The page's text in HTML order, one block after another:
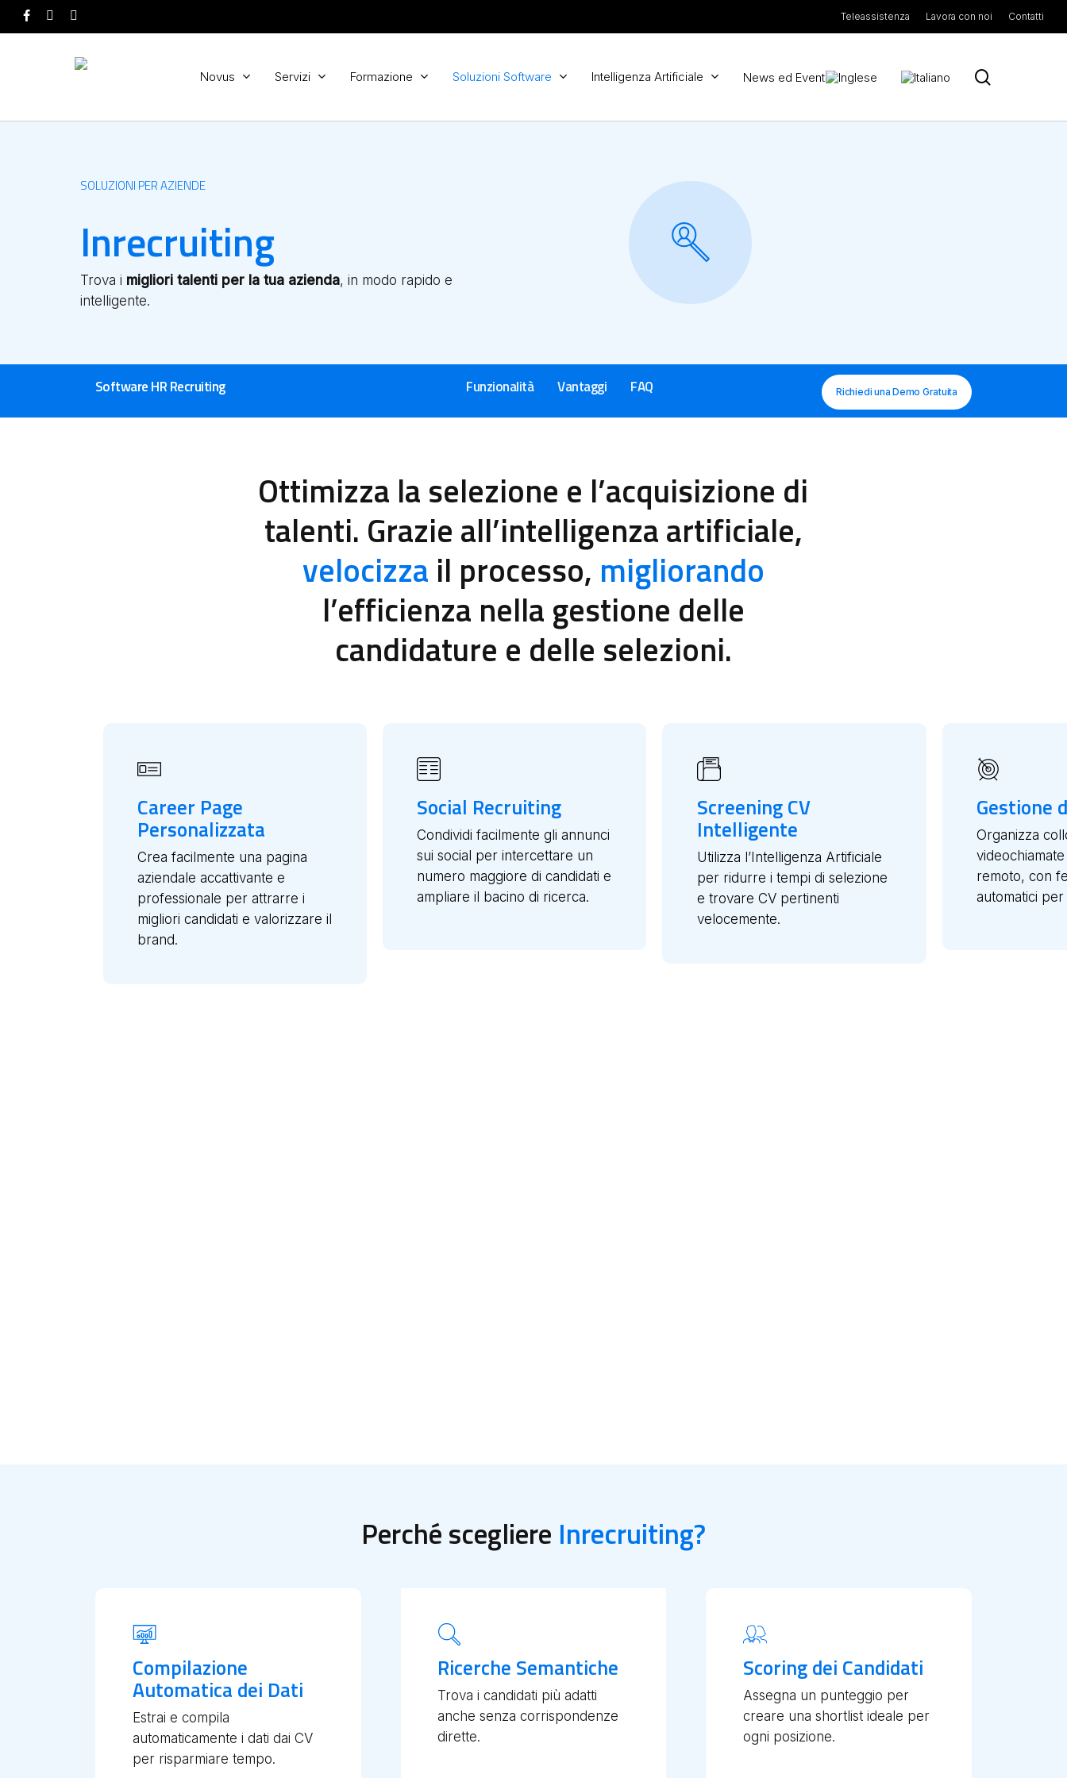
Skip
to
facebook Teleassistenza Lavora con noi Contatti
Novus Servizi Formazione Soluzioni Software Intelligenza Artificiale News ed Eventi
SOLUZIONI PER AZIENDE
Inrecruiting
Trova i migliori talenti per la tua azienda, in modo rapido e
intelligente.
Software HR Recruiting Funzionalità Vantaggi FAQ Richiedi una Demo Gratuita
Ottimizza la selezione e l’acquisizione di
talenti. Grazie all’intelligenza artificiale,
velocizza il processo, migliorando
l’efficienza nella gestione delle
candidature e delle selezioni.
Career Page
Personalizzata
Crea facilmente una pagina
aziendale accattivante e
professionale per attrarre i
migliori candidati e valorizzare il
brand.
Social Recruiting
Condividi facilmente gli annunci
sui social per intercettare un
numero maggiore di candidati e
ampliare il bacino di ricerca.
Screening CV
Intelligente
Utilizza l’Intelligenza Artificiale
per ridurre i tempi di selezione
e trovare CV pertinenti
velocemente.
Gestione
Organizza
remoto, con
automatici per
Perché scegliere Inrecruiting?
Compilazione
Automatica dei Dati
Estrai e compila
automaticamente i dati dai CV
per risparmiare tempo.
Ricerche Semantiche
Trova i candidati più adatti
anche senza corrispondenze
dirette.
Scoring dei Candidati
Assegna un punteggio per
creare una shortlist ideale per
ogni posizione.